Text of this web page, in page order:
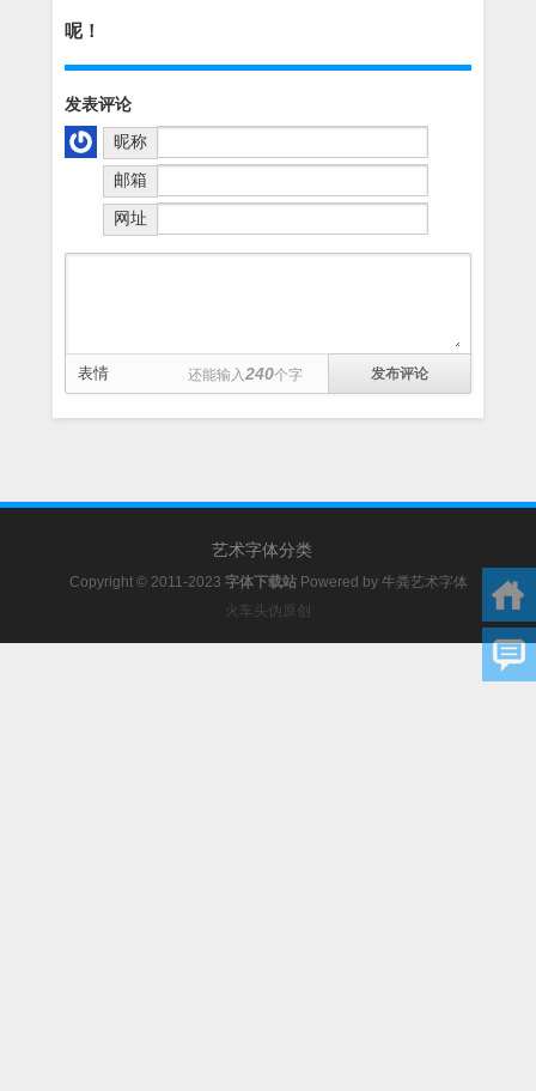
呢！
发表评论
昵称
邮箱
网址
表情 还能输入240个字
艺术字体分类
Copyright © 2011-2023 字体下载站 Powered by 牛粪艺术字体
火车头伪原创